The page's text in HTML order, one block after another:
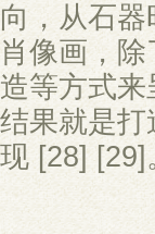
向，从石
肖像画，
造等方式来
结果就是打
现 [28] [29]